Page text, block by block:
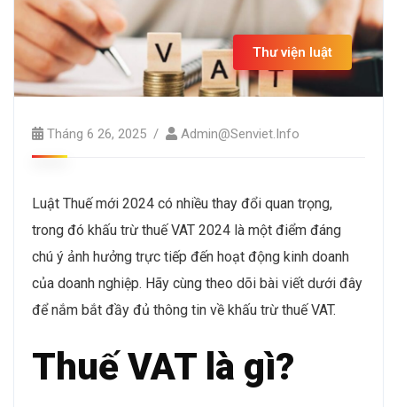
Thư viện luật
Tháng 6 26, 2025 Admin@senviet.info
Luật Thuế mới 2024 có nhiều thay đổi quan trọng,
trong đó khấu trừ thuế VAT 2024 là một điểm đáng
chú ý ảnh hưởng trực tiếp đến hoạt động kinh doanh
của doanh nghiệp. Hãy cùng theo dõi bài viết dưới đây
để nắm bắt đầy đủ thông tin về khấu trừ thuế VAT.
Thuế VAT là gì?